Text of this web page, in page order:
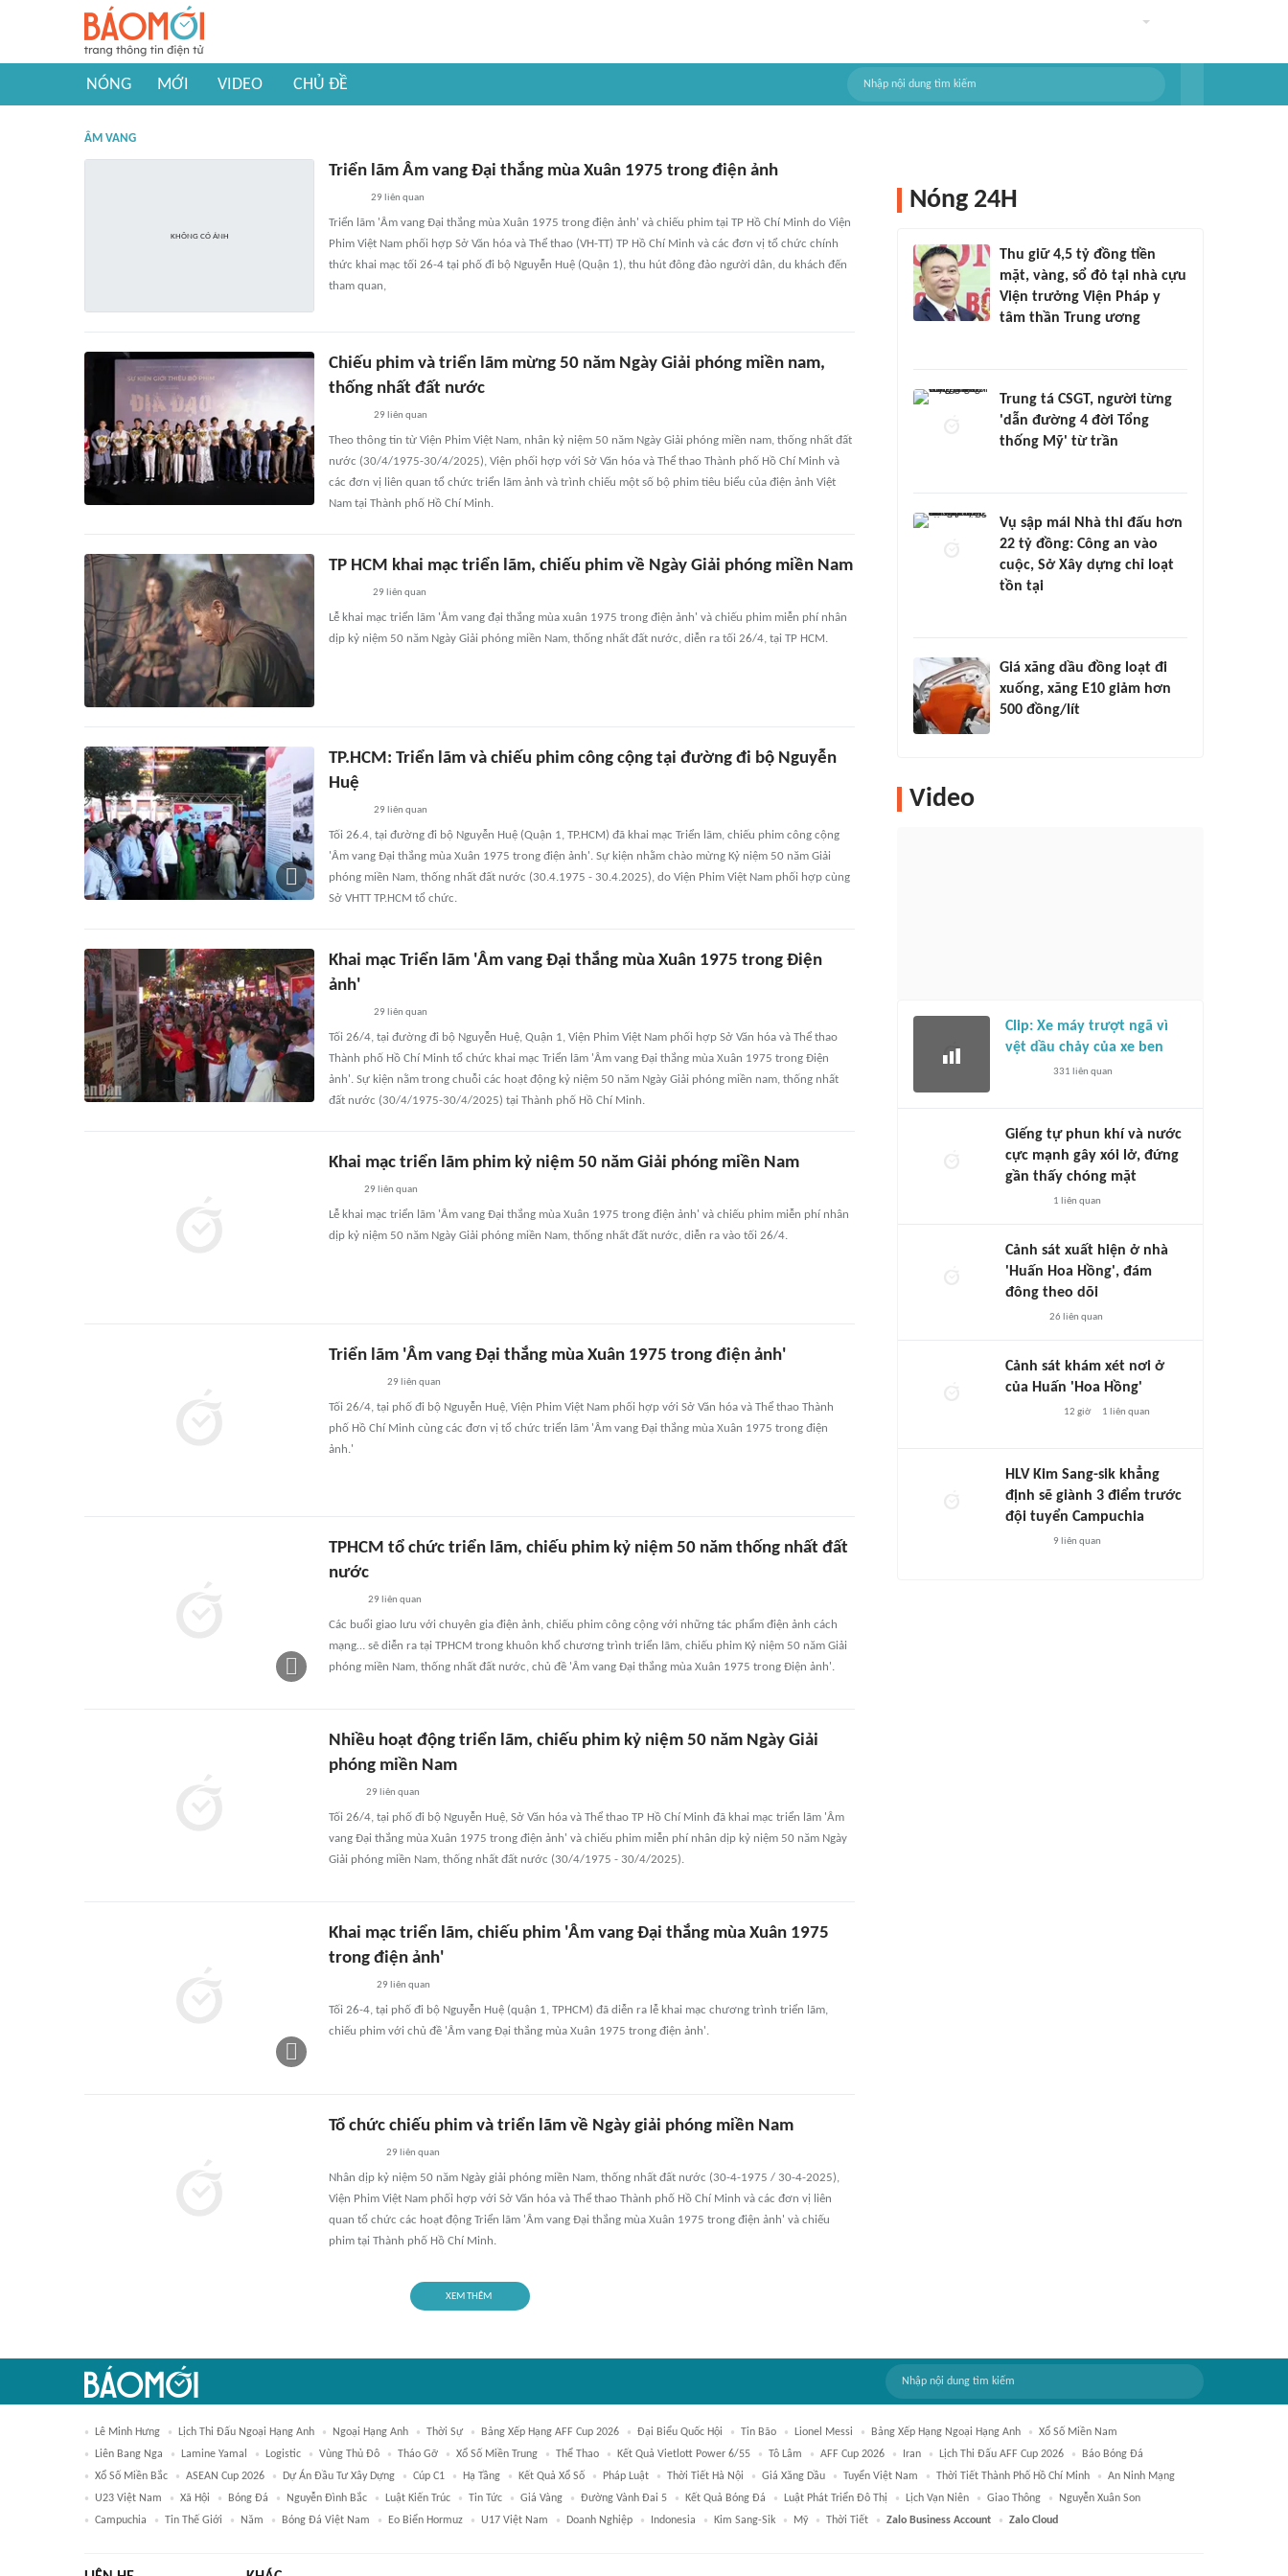
NÓNG MỚI VIDEO CHỦ ĐỀ
ÂM VANG
Triển lãm Âm vang Đại thắng mùa Xuân 1975 trong điện ảnh
29 liên quan
Triển lãm 'Âm vang Đại thắng mùa Xuân 1975 trong điện ảnh' và chiếu phim tại TP Hồ Chí Minh do Viện
Phim Việt Nam phối hợp Sở Văn hóa và Thể thao (VH-TT) TP Hồ Chí Minh và các đơn vị tổ chức chính
thức khai mạc tối 26-4 tại phố đi bộ Nguyễn Huệ (Quận 1), thu hút đông đảo người dân, du khách đến
tham quan,
Chiếu phim và triển lãm mừng 50 năm Ngày Giải phóng miền nam,
thống nhất đất nước
29 liên quan
Theo thông tin từ Viện Phim Việt Nam, nhân kỷ niệm 50 năm Ngày Giải phóng miền nam, thống nhất đất
nước (30/4/1975-30/4/2025), Viện phối hợp với Sở Văn hóa và Thể thao Thành phố Hồ Chí Minh và
các đơn vị liên quan tổ chức triển lãm ảnh và trình chiếu một số bộ phim tiêu biểu của điện ảnh Việt
Nam tại Thành phố Hồ Chí Minh.
TP HCM khai mạc triển lãm, chiếu phim về Ngày Giải phóng miền Nam
29 liên quan
Lễ khai mạc triển lãm 'Âm vang đại thắng mùa xuân 1975 trong điện ảnh' và chiếu phim miễn phí nhân
dịp kỷ niệm 50 năm Ngày Giải phóng miền Nam, thống nhất đất nước, diễn ra tối 26/4, tại TP HCM.
TP.HCM: Triển lãm và chiếu phim công cộng tại đường đi bộ Nguyễn
Huệ
29 liên quan
Tối 26.4, tại đường đi bộ Nguyễn Huệ (Quận 1, TP.HCM) đã khai mạc Triển lãm, chiếu phim công cộng
'Âm vang Đại thắng mùa Xuân 1975 trong điện ảnh'. Sự kiện nhằm chào mừng Kỷ niệm 50 năm Giải
phóng miền Nam, thống nhất đất nước (30.4.1975 - 30.4.2025), do Viện Phim Việt Nam phối hợp cùng
Sở VHTT TP.HCM tổ chức.
Khai mạc Triển lãm 'Âm vang Đại thắng mùa Xuân 1975 trong Điện
ảnh'
29 liên quan
Tối 26/4, tại đường đi bộ Nguyễn Huệ, Quận 1, Viện Phim Việt Nam phối hợp Sở Văn hóa và Thể thao
Thành phố Hồ Chí Minh tổ chức khai mạc Triển lãm 'Âm vang Đại thắng mùa Xuân 1975 trong Điện
ảnh'. Sự kiện nằm trong chuỗi các hoạt động kỷ niệm 50 năm Ngày Giải phóng miền nam, thống nhất
đất nước (30/4/1975-30/4/2025) tại Thành phố Hồ Chí Minh.
Khai mạc triển lãm phim kỷ niệm 50 năm Giải phóng miền Nam
29 liên quan
Lễ khai mạc triển lãm 'Âm vang Đại thắng mùa Xuân 1975 trong điện ảnh' và chiếu phim miễn phí nhân
dịp kỷ niệm 50 năm Ngày Giải phóng miền Nam, thống nhất đất nước, diễn ra vào tối 26/4.
Triển lãm 'Âm vang Đại thắng mùa Xuân 1975 trong điện ảnh'
29 liên quan
Tối 26/4, tại phố đi bộ Nguyễn Huệ, Viện Phim Việt Nam phối hợp với Sở Văn hóa và Thể thao Thành
phố Hồ Chí Minh cùng các đơn vị tổ chức triển lãm 'Âm vang Đại thắng mùa Xuân 1975 trong điện
ảnh.'
TPHCM tổ chức triển lãm, chiếu phim kỷ niệm 50 năm thống nhất đất
nước
29 liên quan
Các buổi giao lưu với chuyên gia điện ảnh, chiếu phim công cộng với những tác phẩm điện ảnh cách
mạng… sẽ diễn ra tại TPHCM trong khuôn khổ chương trình triển lãm, chiếu phim Kỷ niệm 50 năm Giải
phóng miền Nam, thống nhất đất nước, chủ đề 'Âm vang Đại thắng mùa Xuân 1975 trong Điện ảnh'.
Nhiều hoạt động triển lãm, chiếu phim kỷ niệm 50 năm Ngày Giải
phóng miền Nam
29 liên quan
Tối 26/4, tại phố đi bộ Nguyễn Huệ, Sở Văn hóa và Thể thao TP Hồ Chí Minh đã khai mạc triển lãm 'Âm
vang Đại thắng mùa Xuân 1975 trong điện ảnh' và chiếu phim miễn phí nhân dịp kỷ niệm 50 năm Ngày
Giải phóng miền Nam, thống nhất đất nước (30/4/1975 - 30/4/2025).
Khai mạc triển lãm, chiếu phim 'Âm vang Đại thắng mùa Xuân 1975
trong điện ảnh'
29 liên quan
Tối 26-4, tại phố đi bộ Nguyễn Huệ (quận 1, TPHCM) đã diễn ra lễ khai mạc chương trình triển lãm,
chiếu phim với chủ đề 'Âm vang Đại thắng mùa Xuân 1975 trong điện ảnh'.
Tổ chức chiếu phim và triển lãm về Ngày giải phóng miền Nam
29 liên quan
Nhân dịp kỷ niệm 50 năm Ngày giải phóng miền Nam, thống nhất đất nước (30-4-1975 / 30-4-2025),
Viện Phim Việt Nam phối hợp với Sở Văn hóa và Thể thao Thành phố Hồ Chí Minh và các đơn vị liên
quan tổ chức các hoạt động Triển lãm 'Âm vang Đại thắng mùa Xuân 1975 trong điện ảnh' và chiếu
phim tại Thành phố Hồ Chí Minh.
XEM THÊM
Nóng 24H
Thu giữ 4,5 tỷ đồng tiền
mặt, vàng, sổ đỏ tại nhà cựu
Viện trưởng Viện Pháp y
tâm thần Trung ương
Trung tá CSGT, người từng
'dẫn đường 4 đời Tổng
thống Mỹ' từ trần
Vụ sập mái Nhà thi đấu hơn
22 tỷ đồng: Công an vào
cuộc, Sở Xây dựng chỉ loạt
tồn tại
Giá xăng dầu đồng loạt đi
xuống, xăng E10 giảm hơn
500 đồng/lít
Video
Clip: Xe máy trượt ngã vì
vệt dầu chảy của xe ben
331 liên quan
Giếng tự phun khí và nước
cực mạnh gây xói lở, đứng
gần thấy chóng mặt
1 liên quan
Cảnh sát xuất hiện ở nhà
'Huấn Hoa Hồng', đám
đông theo dõi
26 liên quan
Cảnh sát khám xét nơi ở
của Huấn 'Hoa Hồng'
12 giờ 1 liên quan
HLV Kim Sang-sik khẳng
định sẽ giành 3 điểm trước
đội tuyển Campuchia
9 liên quan
Lê Minh Hưng Lịch Thi Đấu Ngoại Hạng Anh Ngoại Hạng Anh Thời Sự Bảng Xếp Hạng AFF Cup 2026 Đại Biểu Quốc Hội Tin Bão Lionel Messi Bảng Xếp Hạng Ngoại Hạng Anh
Xổ Số Miền Nam
Liên Bang Nga
Lamine Yamal Logistic Vùng Thủ Đô Tháo Gỡ Xổ Số Miền Trung Thể Thao Kết Quả Vietlott Power 6/55 Tô Lâm AFF Cup 2026 Iran Lịch Thi Đấu AFF Cup 2026
Báo Bóng Đá
Xổ Số Miền Bắc
ASEAN Cup 2026 Dự Án Đầu Tư Xây Dựng Cúp C1 Hạ Tầng Kết Quả Xổ Số Pháp Luật Thời Tiết Hà Nội Giá Xăng Dầu Tuyển Việt Nam Thời Tiết Thành Phố Hồ Chí Minh
An Ninh Mạng
U23 Việt Nam
Xã Hội Bóng Đá Nguyễn Đình Bắc Luật Kiến Trúc Tin Tức Giá Vàng Đường Vành Đai 5 Kết Quả Bóng Đá Luật Phát Triển Đô Thị Lịch Vạn Niên Giao Thông
Nguyễn Xuân Son
Campuchia
Tin Thế Giới Năm Bóng Đá Việt Nam Eo Biển Hormuz U17 Việt Nam Doanh Nghiệp Indonesia Kim Sang-Sik Mỹ Thời Tiết Zalo Business Account Zalo Cloud